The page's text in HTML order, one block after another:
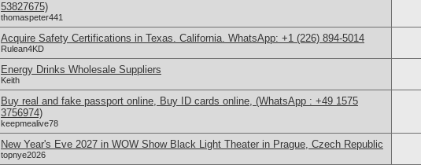
53827675)
thomaspeter441
Acquire Safety Certifications in Texas. California. WhatsApp: +1 (226) 894-5014
Rulean4KD
Energy Drinks Wholesale Suppliers
Keith
Buy real and fake passport online, Buy ID cards online, (WhatsApp : +49 1575
3756974)
keepmealive78
New Year's Eve 2027 in WOW Show Black Light Theater in Prague, Czech Republic
topnye2026